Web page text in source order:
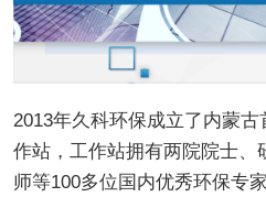
2013年久科环保成立了内蒙
作站，工作站拥有两院院士、
师等100多位国内优秀环保专